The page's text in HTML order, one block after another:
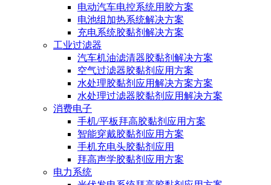
电动汽车电控系统用胶方案
电池组加热系统解决方案
充电系统胶黏剂解决方案
工业过滤器
汽车机油滤清器胶黏剂解决方案
空气过滤器胶黏剂应用方案
水处理胶黏剂应用解决方案方案
水处理过滤器胶黏剂应用解决方案
消费电子
手机/平板拜高胶黏剂应用方案
智能穿戴胶黏剂应用方案
手机充电头胶黏剂应用
拜高声学胶黏剂应用方案
电力系统